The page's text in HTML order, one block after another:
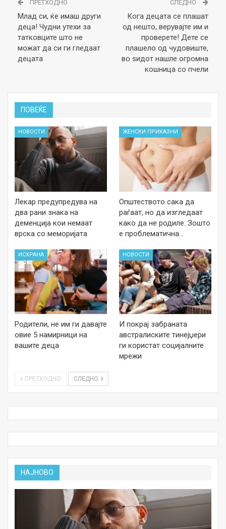
ПРЕТХОДНО
Млад си, ќе имаш други
деца! Чудни утехи за
татковците што не
можат да си ги гледаат
децата
СЛЕДНО
Кога децата се плашат
од нешто, верувајте им и
проверете! Дете се
плашело од чудовиште,
во ѕидот нашле огромна
кошница со пчели
ПОВЕЌЕ
НОВОСТИ
Лекар предупредува на
два рани знака на
деменција кои немаат
врска со меморијата
ЖЕНСКИ ПРИКАЗНИ
Општеството сака да
раѓаат, но да изгледаат
како да не родиле: Зошто
е проблематична…
ИСХРАНА
Родители, не им ги давајте
овие 5 намирници на
вашите деца
НОВОСТИ
И покрај забраната
австралиските тинејџери
ги користат социјалните
мрежи
ПРЕТХОДНО СЛЕДНО
НАЈНОВО